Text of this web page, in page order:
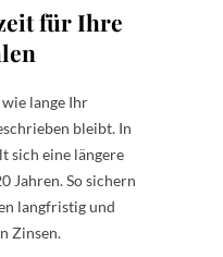
für Ihre
lange Ihr
bleibt. In
sich eine längere
Jahren. So sichern
langfristig und
Zinsen.